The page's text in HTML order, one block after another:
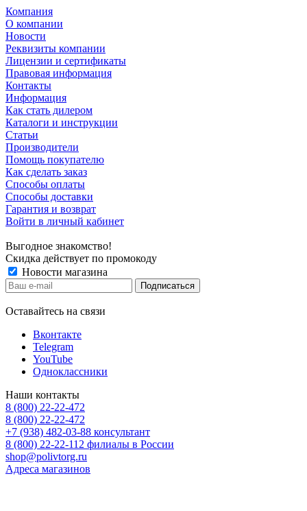
Компания
О компании
Новости
Реквизиты компании
Лицензии и сертификаты
Правовая информация
Контакты
Информация
Как стать дилером
Каталоги и инструкции
Статьи
Производители
Помощь покупателю
Как сделать заказ
Способы оплаты
Способы доставки
Гарантия и возврат
Войти в личный кабинет
Выгодное знакомство!
Скидка действует по промокоду
Новости магазина
Оставайтесь на связи
Вконтакте
Telegram
YouTube
Одноклассники
Наши контакты
8 (800) 22-22-472
8 (800) 22-22-472
+7 (938) 482-03-88 консультант
8 (800) 22-22-112 филиалы в России
shop@polivtorg.ru
Адреса магазинов